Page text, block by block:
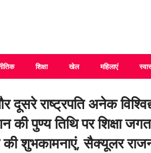
शिक्षा खेल महिलाएं
दूसरे राष्ट्रपति अनेक
की पुण्य तिथि पर शिक्षा
की शुभकामनाएं, सैक्यूलर